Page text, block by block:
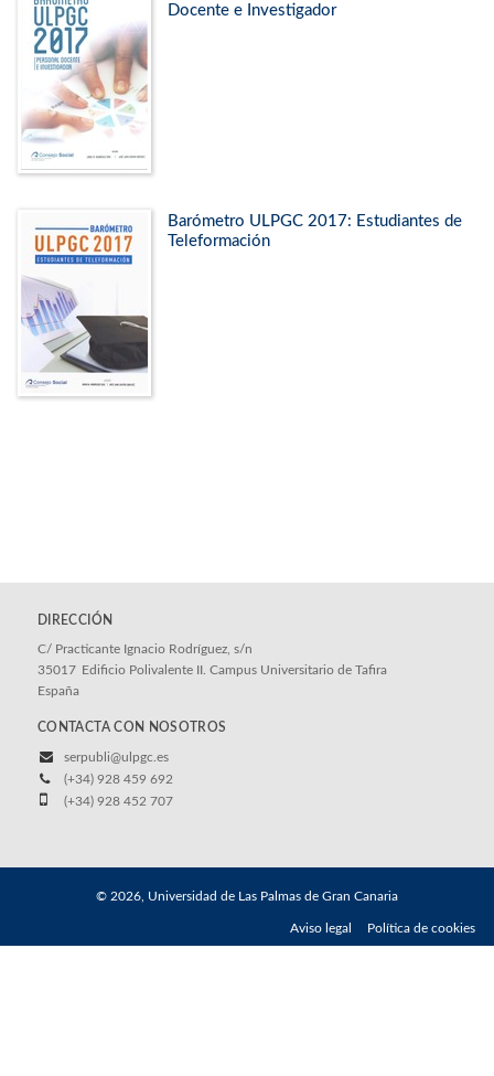
Docente e Investigador
Barómetro ULPGC 2017: Estudiantes de
Teleformación
DIRECCIÓN
C/ Practicante Ignacio Rodríguez, s/n
35017 Edificio Polivalente II. Campus Universitario de Tafira
España
CONTACTA CON NOSOTROS
serpubli@ulpgc.es
(+34) 928 459 692
(+34) 928 452 707
© 2026, Universidad de Las Palmas de Gran Canaria
Aviso legal Política de cookies